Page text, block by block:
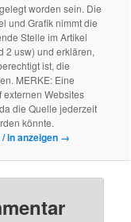
worden sein. Die
und Grafik nimmt die
Stelle im Artikel
2 usw) und erklären,
ist, die
MERKE: Eine
externen Websites
die Quelle jederzeit
könnte.
in anzeigen →